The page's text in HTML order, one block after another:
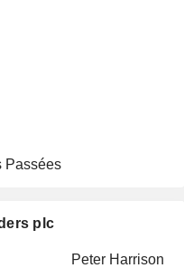
Passées
plc
Peter Harrison